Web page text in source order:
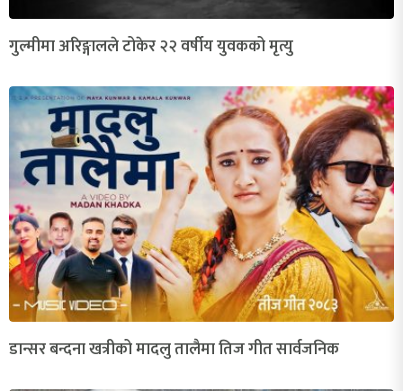
गुल्मीमा अरिङ्गालले टोकेर २२ वर्षीय युवकको मृत्यु
डान्सर बन्दना खत्रीको मादलु तालैमा तिज गीत सार्वजनिक